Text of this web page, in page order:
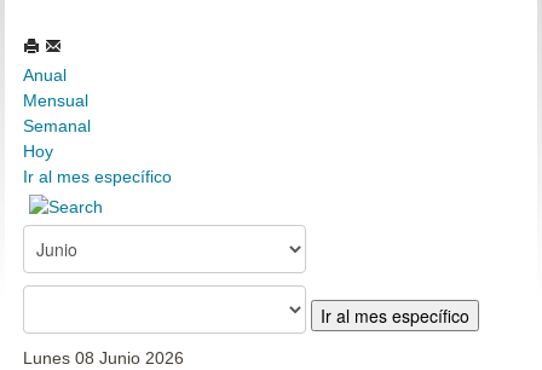
Anual
Mensual
Semanal
Hoy
Ir al mes específico
Ir al mes específico
Lunes 08 Junio 2026